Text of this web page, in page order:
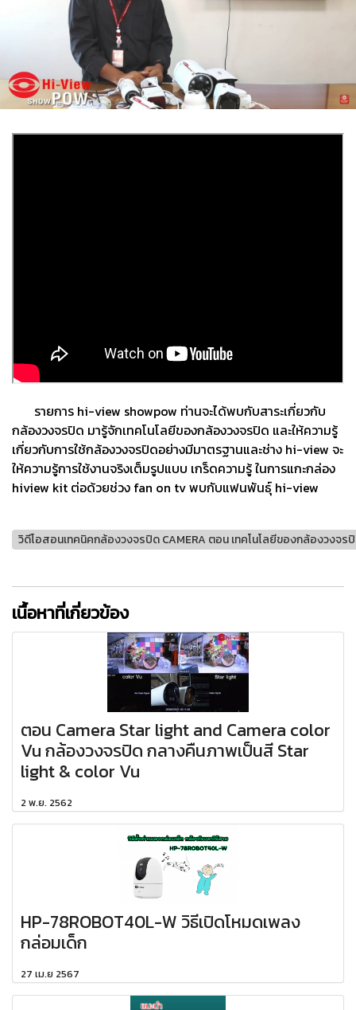
รายการ hi-view showpow ท่านจะได้พบกับสาระเกี่ยวกับ
กล้องวงจรปิด มารู้จักเทคโนโลยีของกล้องวงจรปิด และให้ความรู้
เกี่ยวกับการใช้กล้องวงจรปิดอย่างมีมาตรฐานและช่าง hi-view จะ
ให้ความรู้การใช้งานจริงเต็มรูปแบบ เกร็ดความรู้ ในการแกะกล่อง
hiview kit ต่อด้วยช่วง fan on tv พบกับแฟนพันธุ์ hi-view
วิดีโอสอนเทคนิคกล้องวงจรปิด CAMERA ตอน เทคโนโลยีของกล้องวงจร
เนื้อหาที่เกี่ยวข้อง
ตอน Camera Star light and Camera color
Vu กล้องวงจรปิด กลางคืนภาพเป็นสี Star
light & color Vu
2 พ.ย. 2562
HP-78ROBOT40L-W วิธีเปิดโหมดเพลง
กล่อมเด็ก
27 เม.ย 2567